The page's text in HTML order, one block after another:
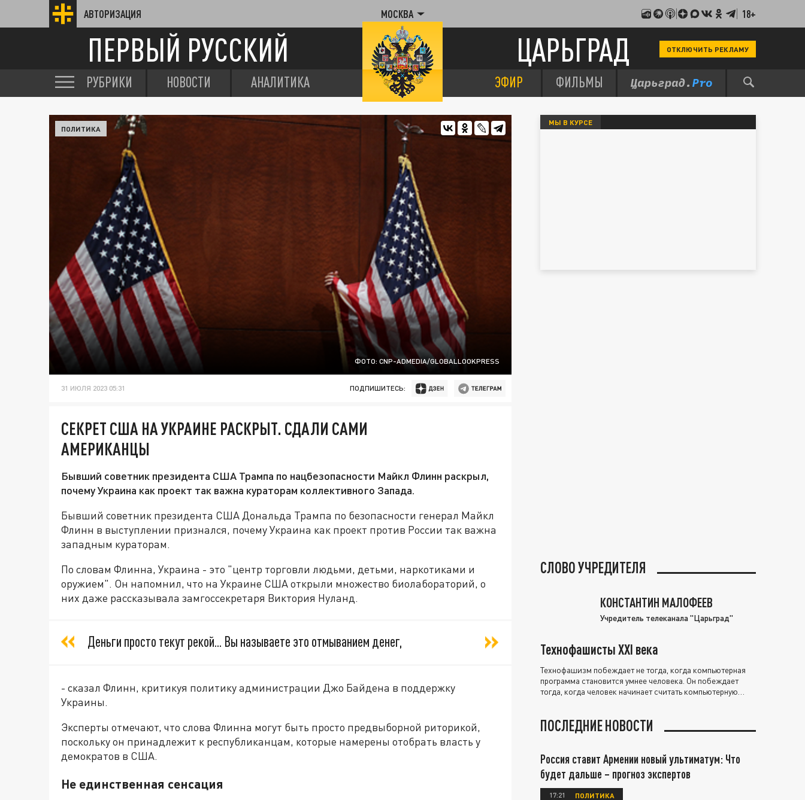
АВТОРИЗАЦИЯ МОСКВА 18+
ПЕРВЫЙ РУССКИЙ ЦАРЬГРАД ОТКЛЮЧИТЬ РЕКЛАМУ
РУБРИКИ НОВОСТИ АНАЛИТИКА ЭФИР ФИЛЬМЫ
ФОТО: CNP-ADMEDIA/GLOBALLOOKPRESS
ПОЛИТИКА
31 ИЮЛЯ 2023 05:31 ПОДПИШИТЕСЬ:
СЕКРЕТ США НА УКРАИНЕ РАСКРЫТ. СДАЛИ САМИ
АМЕРИКАНЦЫ
Бывший советник президента США Трампа по нацбезопасности Майкл Флинн раскрыл,
почему Украина как проект так важна кураторам коллективного Запада.
Бывший советник президента США Дональда Трампа по безопасности генерал Майкл
Флинн в выступлении признался, почему Украина как проект против России так важна
западным кураторам.
По словам Флинна, Украина - это "центр торговли людьми, детьми, наркотиками и
оружием". Он напомнил, что на Украине США открыли множество биолабораторий, о
них даже рассказывала замгоссекретаря Виктория Нуланд.
Деньги просто текут рекой... Вы называете это отмыванием денег,
- сказал Флинн, критикуя политику администрации Джо Байдена в поддержку
Украины.
Эксперты отмечают, что слова Флинна могут быть просто предвыборной риторикой,
поскольку он принадлежит к республиканцам, которые намерены отобрать власть у
демократов в США.
Не единственная сенсация
МЫ В КУРСЕ
СЛОВО УЧРЕДИТЕЛЯ
КОНСТАНТИН МАЛОФЕЕВ
Учредитель телеканала "Царьград"
Технофашисты XXI века
Технофашизм побеждает не тогда, когда компьютерная
программа становится умнее человека. Он побеждает
тогда, когда человек начинает считать компьютерную
ПОСЛЕДНИЕ НОВОСТИ
Россия ставит Армении новый ультиматум: Что
будет дальше – прогноз экспертов
17:21 ПОЛИТИКА